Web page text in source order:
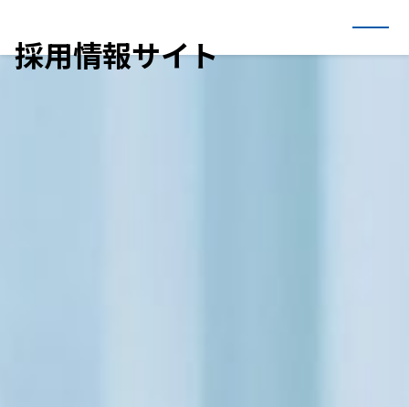
を採用情報サイト